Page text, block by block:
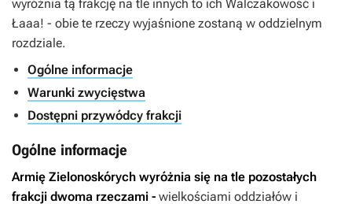
wyróżnia tą frakcję na tle innych to ich Walczakowość i
Łaaa! - obie te rzeczy wyjaśnione zostaną w oddzielnym
rozdziale.
Ogólne informacje
Warunki zwycięstwa
Dostępni przywódcy frakcji
Ogólne informacje
Armię Zielonoskórych wyróżnia się na tle pozostałych
frakcji dwoma rzeczami - wielkościami oddziałów i